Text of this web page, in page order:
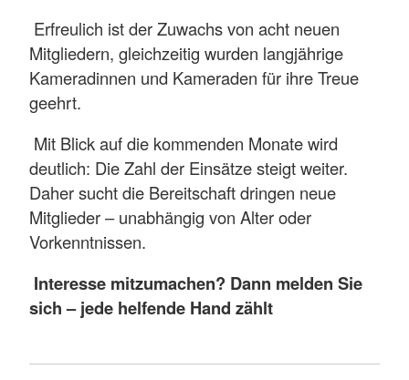
Erfreulich ist der Zuwachs von acht neuen
Mitgliedern, gleichzeitig wurden langjährige
Kameradinnen und Kameraden für ihre Treue
geehrt.
Mit Blick auf die kommenden Monate wird
deutlich: Die Zahl der Einsätze steigt weiter.
Daher sucht die Bereitschaft dringen neue
Mitglieder – unabhängig von Alter oder
Vorkenntnissen.
Interesse mitzumachen? Dann melden Sie
sich – jede helfende Hand zählt